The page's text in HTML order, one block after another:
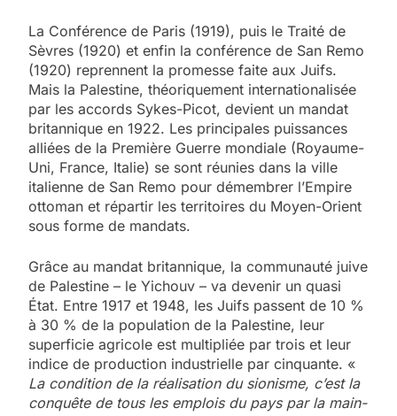
La Conférence de Paris (1919), puis le Traité de
Sèvres (1920) et enfin la conférence de San Remo
(1920) reprennent la promesse faite aux Juifs.
Mais la Palestine, théoriquement internationalisée
par les accords Sykes-Picot, devient un mandat
britannique en 1922. Les principales puissances
alliées de la Première Guerre mondiale (Royaume-
Uni, France, Italie) se sont réunies dans la ville
italienne de San Remo pour démembrer l’Empire
ottoman et répartir les territoires du Moyen-Orient
sous forme de mandats.
Grâce au mandat britannique, la communauté juive
de Palestine – le Yichouv – va devenir un quasi
État. Entre 1917 et 1948, les Juifs passent de 10 %
à 30 % de la population de la Palestine, leur
superficie agricole est multipliée par trois et leur
indice de production industrielle par cinquante. «
La condition de la réalisation du sionisme, c’est la
conquête de tous les emplois du pays par la main-